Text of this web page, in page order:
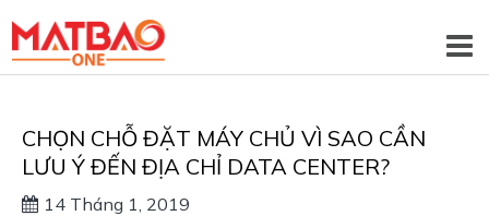
CHỌN CHỖ ĐẶT MÁY CHỦ VÌ SAO CẦN
LƯU Ý ĐẾN ĐỊA CHỈ DATA CENTER?
14 Tháng 1, 2019